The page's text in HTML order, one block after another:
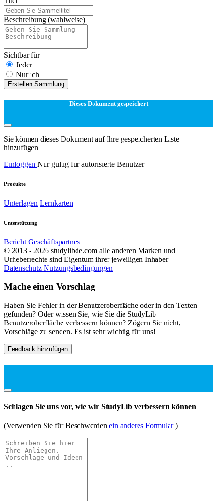
Beschreibung (wahlweise)
Sichtbar für
Jeder
Nur ich
Erstellen Sammlung
Dieses Dokument gespeichert
Sie können dieses Dokument auf Ihre gespeicherten Liste
hinzufügen
Einloggen Nur gültig für autorisierte Benutzer
Produkte
Unterlagen Lernkarten
Unterstützung
Bericht Geschäftspartnes
© 2013 - 2026 studylibde.com alle anderen Marken und
Urheberrechte sind Eigentum ihrer jeweiligen Inhaber
Datenschutz Nutzungsbedingungen
Mache einen Vorschlag
Haben Sie Fehler in der Benutzeroberfläche oder in den Texten
gefunden? Oder wissen Sie, wie Sie die StudyLib
Benutzeroberfläche verbessern können? Zögern Sie nicht,
Vorschläge zu senden. Es ist sehr wichtig für uns!
Feedback hinzufügen
Schlagen Sie uns vor, wie wir StudyLib verbessern können
(Verwenden Sie für Beschwerden ein anderes Formular)